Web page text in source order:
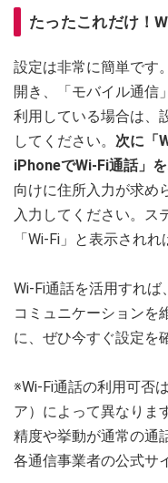
たったこれだけ！
設定は非常に簡単です
開き、「モバイル通信
利用している場合は、
してください。 次に「
iPhoneでWi-Fi通話」を
向けに住所入力が求め
入力してください。ス
「Wi-Fi」と表示されれ
Wi-Fi通話を活用すれ
コミュニケーションを
に、ぜひ今すぐ設定を
※Wi-Fi通話の利用可否
ア）によって異なりま
精度や挙動が通常の通
各通信事業者の公式サ